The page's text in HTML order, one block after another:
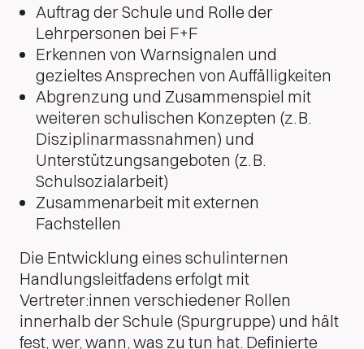
Auftrag der Schule und Rolle der
Lehrpersonen bei F+F
Erkennen von Warnsignalen und
gezieltes Ansprechen von Auffälligkeiten
Abgrenzung und Zusammenspiel mit
weiteren schulischen Konzepten (z. B.
Disziplinarmassnahmen) und
Unterstützungsangeboten (z. B.
Schulsozialarbeit)
Zusammenarbeit mit externen
Fachstellen
Die Entwicklung eines schulinternen
Handlungsleitfadens erfolgt mit
Vertreter:innen verschiedener Rollen
innerhalb der Schule (Spurgruppe) und hält
fest, wer, wann, was zu tun hat. Definierte